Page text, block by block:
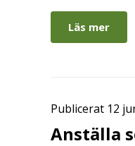
Läs mer
Publicerat 12
Anställa